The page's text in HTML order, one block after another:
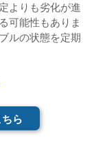
よりも劣化が進
可能性もありま
ルの状態を定期
ら